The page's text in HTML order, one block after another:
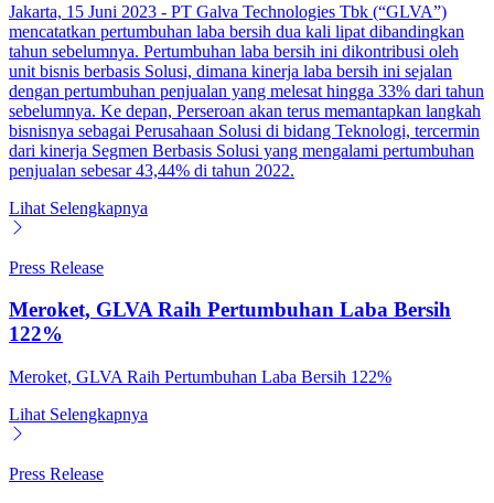
Jakarta, 15 Juni 2023 - PT Galva Technologies Tbk (“GLVA”)
mencatatkan pertumbuhan laba bersih dua kali lipat dibandingkan
tahun sebelumnya. Pertumbuhan laba bersih ini dikontribusi oleh
unit bisnis berbasis Solusi, dimana kinerja laba bersih ini sejalan
dengan pertumbuhan penjualan yang melesat hingga 33% dari tahun
sebelumnya. Ke depan, Perseroan akan terus memantapkan langkah
bisnisnya sebagai Perusahaan Solusi di bidang Teknologi, tercermin
dari kinerja Segmen Berbasis Solusi yang mengalami pertumbuhan
penjualan sebesar 43,44% di tahun 2022.
Lihat Selengkapnya
Press Release
Meroket, GLVA Raih Pertumbuhan Laba Bersih
122%
Meroket, GLVA Raih Pertumbuhan Laba Bersih 122%
Lihat Selengkapnya
Press Release